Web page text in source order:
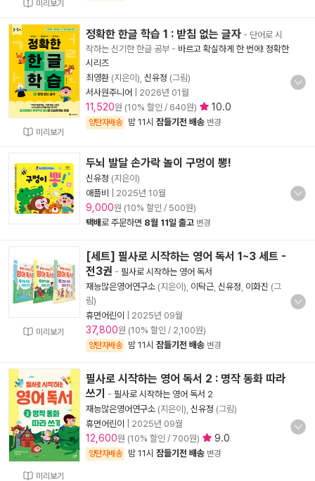
미리보기
미리보기
정확한 한글 학습 1 : 받침 없는 글자 - 단어로 시
작하는 신기한 한글 공부 - 바르고 확실하게 한 번에! 정확한
시리즈
최영환 (지은이), 신유정 (그림)
서사원주니어
2026년 01월
11,520원 (10% 할인 / 640원) 10.0
양탄자배송 밤 11시 잠들기전 배송 변경
두뇌 발달 손가락 놀이 구멍이 뽕!
신유정 (지은이)
애플비
2025년 10월
9,000원 (10% 할인 / 500원)
택배로 주문하면 8월 11일 출고 변경
미리보기
[세트] 필사로 시작하는 영어 독서 1~3 세트 -
전3권 - 필사로 시작하는 영어 독서
재능많은영어연구소 (지은이), 이탁근 신유정 이화진 (그
림)
휴먼어린이
2025년 09월
37,800원 (10% 할인 / 2,100원)
양탄자배송 밤 11시 잠들기전 배송 변경
미리보기
필사로 시작하는 영어 독서 2 : 명작 동화 따라
쓰기
- 필사로 시작하는 영어 독서 2
재능많은영어연구소 (지은이), 신유정 (그림)
휴먼어린이
2025년 09월
12,600원 (10% 할인 / 700원) 9.0
양탄자배송 밤 11시 잠들기전 배송 변경